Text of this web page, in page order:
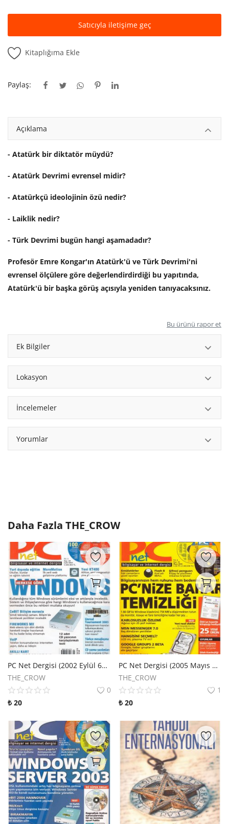
Satıcıyla iletişime geç
Kitaplığıma Ekle
Paylaş:
Açıklama
- Atatürk bir diktatör müydü?
- Atatürk Devrimi evrensel midir?
- Atatürkçü ideolojinin özü nedir?
- Laiklik nedir?
- Türk Devrimi bugün hangi aşamadadır?
Profesör Emre Kongar'ın Atatürk'ü ve Türk Devrimi'ni
evrensel ölçülere göre değerlendirdirdiği bu yapıtında,
Atatürk'ü bir başka görüş açısıyla yeniden tanıyacaksınız.
Bu ürünü rapor et
Ek Bilgiler
Lokasyon
İncelemeler
Yorumlar
Daha Fazla THE_CROW
PC Net Dergisi (2002 Eylül 60. Sayı)
THE_CROW
0
₺ 20
PC Net Dergisi (2005 Mayıs 92. Sayı)
THE_CROW
1
₺20